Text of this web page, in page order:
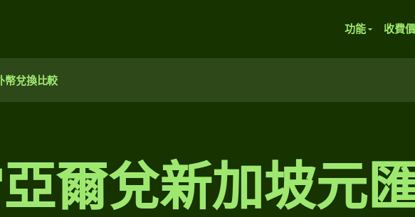
功能 收費
幣兌換比較
爾兌新加坡元